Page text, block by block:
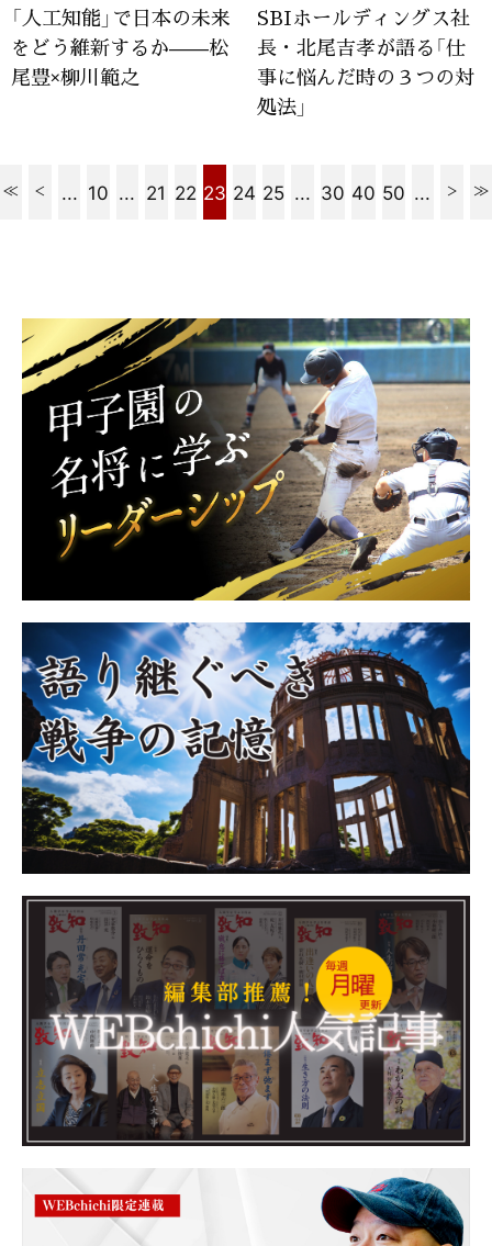
「人工知能」で日本の未来
をどう維新するか——松
尾豊×柳川範之
SBIホールディングス社
長・北尾吉孝が語る「仕
事に悩んだ時の３つの対
処法」
... 10 ... 21 22 23 24 25 ... 30 40 50 ...